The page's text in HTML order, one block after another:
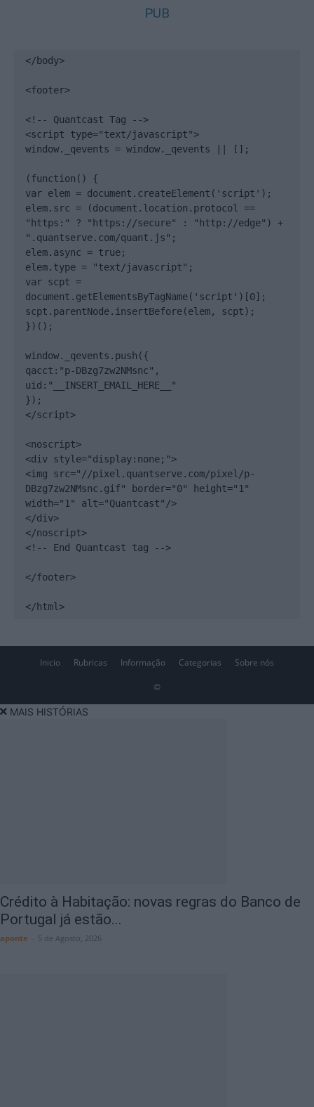
PUB
</body>
<footer>
<!-- Quantcast Tag -->
<script type="text/javascript">
window._qevents = window._qevents || [];
(function() {
var elem = document.createElement('script');
elem.src = (document.location.protocol ==
"https:" ? "https://secure" : "http://edge") +
".quantserve.com/quant.js";
elem.async = true;
elem.type = "text/javascript";
var scpt =
document.getElementsByTagName('script')[0];
scpt.parentNode.insertBefore(elem, scpt);
})();
window._qevents.push({
qacct:"p-DBzg7zw2NMsnc",
uid:"__INSERT_EMAIL_HERE__"
});
</script>
<noscript>
<div style="display:none;">
<img src="//pixel.quantserve.com/pixel/p-
DBzg7zw2NMsnc.gif" border="0" height="1"
width="1" alt="Quantcast"/>
</div>
</noscript>
<!-- End Quantcast tag -->
</footer>
</html>
Inicio Rubricas Informação Categorias Sobre nós
©
MAIS HISTÓRIAS
Crédito à Habitação: novas regras do Banco de
Portugal já estão...
aponte 5 de Agosto, 2026